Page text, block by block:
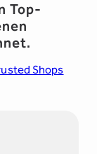
Top-
Shops